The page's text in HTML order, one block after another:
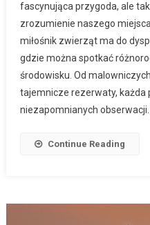
fascynująca przygoda, ale
zrozumienie naszego
miłośnik zwierząt ma do
gdzie można spotkać
środowisku. Od
tajemnicze rezerwaty, każda
niezapomnianych
Continue Reading